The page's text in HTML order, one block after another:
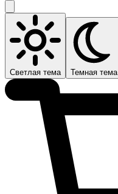
Светлая тема Темная тема